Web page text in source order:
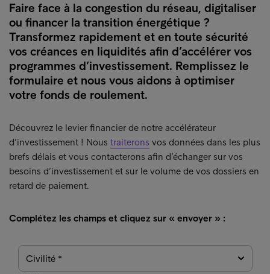
Faire face à la congestion du réseau, digitaliser
ou financer la transition énergétique ?
Transformez rapidement et en toute sécurité
vos créances en liquidités afin d’accélérer vos
programmes d’investissement. Remplissez le
formulaire et nous vous aidons à optimiser
votre fonds de roulement.
Découvrez le levier financier de notre accélérateur
d’investissement ! Nous traiterons vos données dans les plus
brefs délais et vous contacterons afin d’échanger sur vos
besoins d’investissement et sur le volume de vos dossiers en
retard de paiement.
Complétez les champs et cliquez sur « envoyer » :